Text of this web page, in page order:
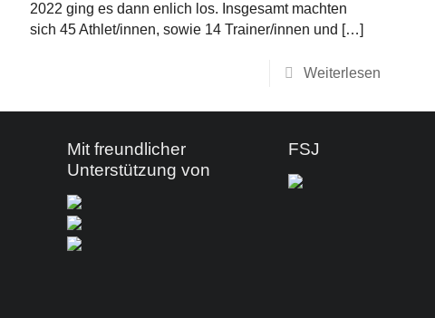
2022 ging es dann enlich los. Insgesamt machten
sich 45 Athlet/innen, sowie 14 Trainer/innen und […]
Weiterlesen
Mit freundlicher
Unterstützung von
FSJ